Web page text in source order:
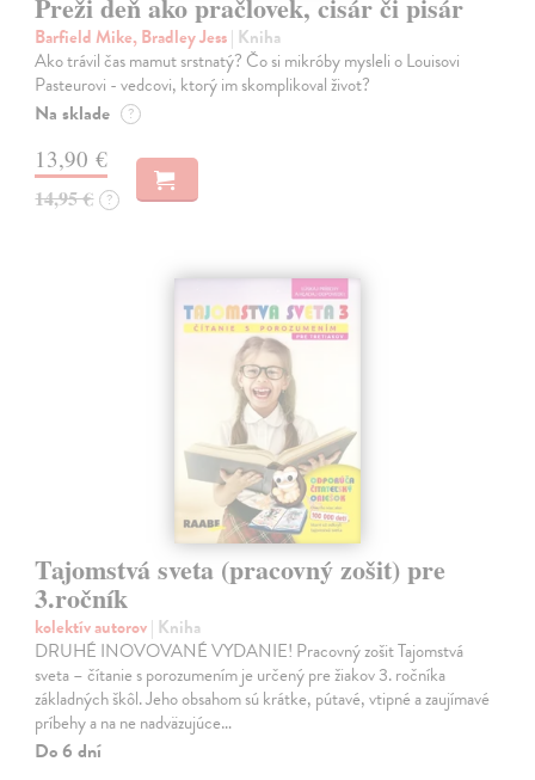
Barfield Mike, Bradley Jess| Kniha
Ako trávil čas mamut srstnatý? Čo si mikróby mysleli o Louisovi
Pasteurovi - vedcovi, ktorý im skomplikoval život?
Na sklade ?
13,90 €
14,95 € ?
Tajomstvá sveta (pracovný zošit) pre
3.ročník
kolektív autorov| Kniha
DRUHÉ INOVOVANÉ VYDANIE! Pracovný zošit Tajomstvá
sveta – čítanie s porozumením je určený pre žiakov 3. ročníka
základných škôl. Jeho obsahom sú krátke, pútavé, vtipné a zaujímavé
príbehy a na ne nadväzujúce…
Do 6 dní